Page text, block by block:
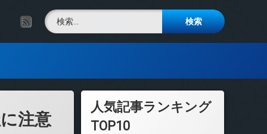
RSS検索:
注意
人気記事ランキング
TOP10